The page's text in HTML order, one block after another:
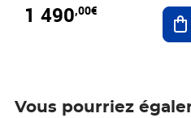
1 490,00€
Vous pourriez